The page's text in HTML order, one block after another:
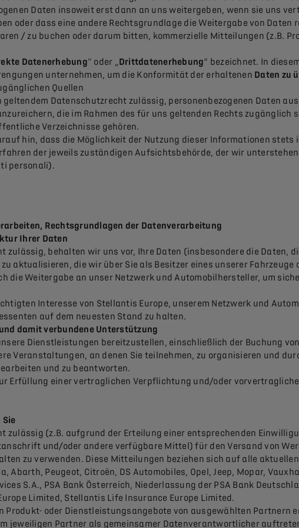
Daten insoweit erst dann an uns weitergeben, wenn sie uns
oder dass eine andere Rechtsgrundlage die Weitergabe von
/ zu buchen oder darum bitten, kommerzielle Mitteilungen (z.B.
Datenerhebung" oder „Drittdatenerhebung“ bezeichnet. In
unternehmen, um die Konformität der erhaltenen Daten zu
Quellen
Datenschutzrecht zulässig, personenbezogenen Daten
die im Rahmen des für uns geltenden Rechts zugänglich
Verzeichnisse gehören.
hin, dass die Möglichkeit der Nutzung dieser Informationen stets
der jeweils zuständigen Aufsichtsbehörde, der wir
personali).
Rechtsgrundlagen der Datenverarbeitung
Ihrer Daten
zulässig, behalten wir uns vor, Ihre Daten (insbesondere die Daten,
aktualisieren, die wir über Sie als Besitzer eines unserer
die Weitergabe an unser Netzwerk und Automobilhersteller, um
Interesse von Stellantis Europe, unserem Netzwerk und
auf dem neuesten Stand zu halten.
damit verbundene Unterstützung
Dienstleistungen bereitzustellen, einschließlich der Buchung
Veranstaltungen, an denen Sie teilnehmen, zu organisieren und
und zu beantworten.
Erfüllung einer vertraglichen Verpflichtung und/oder
zulässig (z.B. aufgrund der Erteilung einer entsprechenden
und/oder andere verfügbare Mittel) für den Versand von
zu verwenden. Diese Mitteilungen beziehen sich auf alle
Abarth, Peugeot, Citroën, DS Automobiles, Opel, Jeep, Mopar,
S.A., PSA Bank Österreich, Niederlassung der PSA Bank
Limited, Stellantis Life Insurance Europe Limited.
Produkt- oder Dienstleistungsangebote von ausgewählten Partnern
jeweiligen Partner als gemeinsamer Datenverantwortlicher